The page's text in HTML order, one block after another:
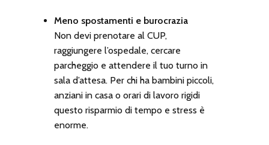
Meno spostamenti e burocrazia
Non devi prenotare al CUP,
raggiungere l’ospedale, cercare
parcheggio e attendere il tuo turno in
sala d’attesa. Per chi ha bambini piccoli,
anziani in casa o orari di lavoro rigidi
questo risparmio di tempo e stress è
enorme.